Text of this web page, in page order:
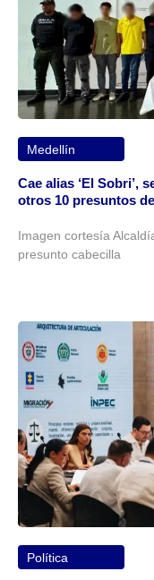
Medellín
Cae alias ‘El Sobri’,
otros 10 presuntos
Imagen cortesía
presunto cabecilla
Política